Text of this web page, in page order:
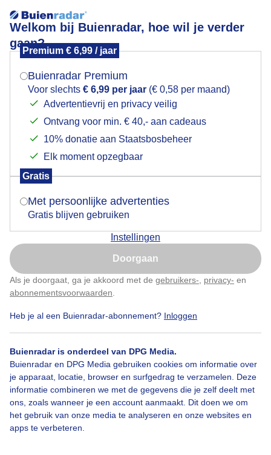
Welkom bij Buienradar, hoe wil je verder
gaan?
Premium € 6,99 / jaar
Buienradar Premium
Voor slechts € 6,99 per jaar (€ 0,58 per maand)
Advertentievrij en privacy veilig
Ontvang voor min. € 40,- aan cadeaus
10% donatie aan Staatsbosbeheer
Elk moment opzegbaar
Gratis
Met persoonlijke advertenties
Gratis blijven gebruiken
Instellingen
Doorgaan
Als je doorgaat, ga je akkoord met de gebruikers- privacy- en
abonnementsvoorwaarden
Heb je al een Buienradar-abonnement? Inloggen
Buienradar is onderdeel van DPG Media.
Buienradar en DPG Media gebruiken cookies om informatie over
je apparaat, locatie, browser en surfgedrag te verzamelen. Deze
informatie combineren we met de gegevens die je zelf deelt met
ons, zoals wanneer je een account aanmaakt. Dit doen we om
het gebruik van onze media te analyseren en onze websites en
apps te verbeteren.
Brugdek moet weer natgehouden worden.
Van de Koudekerksebrug.
Door: Michel Looyenstein Gemaakt: 18-06-2026, 65x bekeken
Bekijk slideshow
Mogen we je locatie gebruiken voor het
Indien je hier nog geen akkoord op hebt gegeven,
verschijnt er zo een pop-up uit je browser waarin
Is goed, toon de popup
Nu niet, misschien later
Klik hierom dit aan te passen